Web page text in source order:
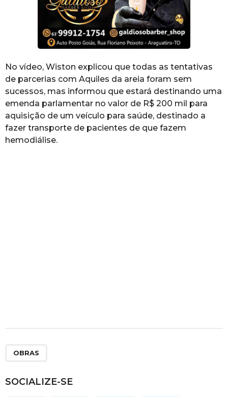
No vídeo, Wiston explicou que todas as tentativas
de parcerias com Aquiles da areia foram sem
sucessos, mas informou que estará destinando uma
emenda parlamentar no valor de R$ 200 mil para
aquisição de um veículo para saúde, destinado a
fazer transporte de pacientes de que fazem
hemodiálise.
OBRAS
SOCIALIZE-SE